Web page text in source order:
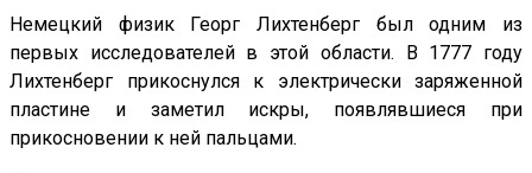
Немецкий физик Георг Лихтенберг был одним из
первых исследователей в этой области. В 1777 году
Лихтенберг прикоснулся к электрически заряженной
пластине и заметил искры, появлявшиеся при
прикосновении к ней пальцами.